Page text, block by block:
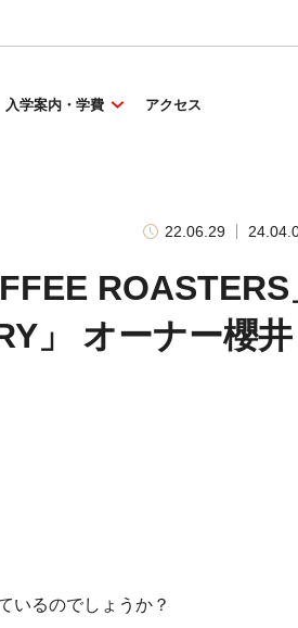
入学案内・学費 アクセス
22.06.29
ROASTERS
」 オーナー櫻
いるのでしょうか？